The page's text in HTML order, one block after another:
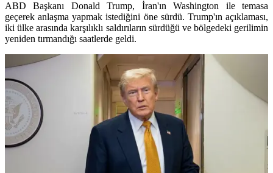
ABD Başkanı Donald Trump, İran'ın Washington ile temasa
geçerek anlaşma yapmak istediğini öne sürdü. Trump'ın açıklaması,
iki ülke arasında karşılıklı saldırıların sürdüğü ve bölgedeki gerilimin
yeniden tırmandığı saatlerde geldi.